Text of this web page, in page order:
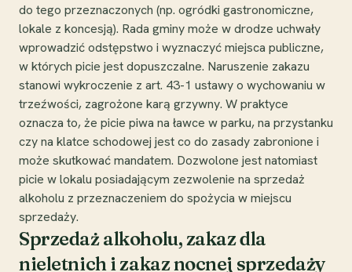
do tego przeznaczonych (np. ogródki gastronomiczne,
lokale z koncesją). Rada gminy może w drodze uchwały
wprowadzić odstępstwo i wyznaczyć miejsca publiczne,
w których picie jest dopuszczalne. Naruszenie zakazu
stanowi wykroczenie z art. 43-1 ustawy o wychowaniu w
trzeźwości, zagrożone karą grzywny. W praktyce
oznacza to, że picie piwa na ławce w parku, na przystanku
czy na klatce schodowej jest co do zasady zabronione i
może skutkować mandatem. Dozwolone jest natomiast
picie w lokalu posiadającym zezwolenie na sprzedaż
alkoholu z przeznaczeniem do spożycia w miejscu
sprzedaży.
Sprzedaż alkoholu, zakaz dla
nieletnich i zakaz nocnej sprzedaży